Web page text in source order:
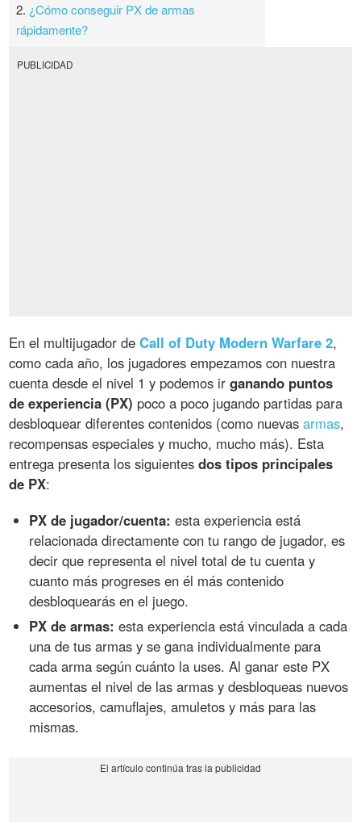
2. ¿Cómo conseguir PX de armas
rápidamente?
PUBLICIDAD
En el multijugador deCall of Duty Modern Warfare 2,
como cada año, los jugadores empezamos con nuestra
cuenta desde el nivel 1 y podemos irganando puntos
de experiencia (PX) poco a poco jugando partidas para
desbloquear diferentes contenidos (como nuevasarmas,
recompensas especiales y mucho, mucho más). Esta
entrega presenta los siguientesdos tipos principales
de PX:
PX de jugador/cuenta: esta experiencia está
relacionada directamente con tu rango de jugador, es
decir que representa el nivel total de tu cuenta y
cuanto más progreses en él más contenido
desbloquearás en el juego.
PX de armas: esta experiencia está vinculada a cada
una de tus armas y se gana individualmente para
cada arma según cuánto la uses. Al ganar este PX
aumentas el nivel de las armas y desbloqueas nuevos
accesorios, camuflajes, amuletos y más para las
mismas.